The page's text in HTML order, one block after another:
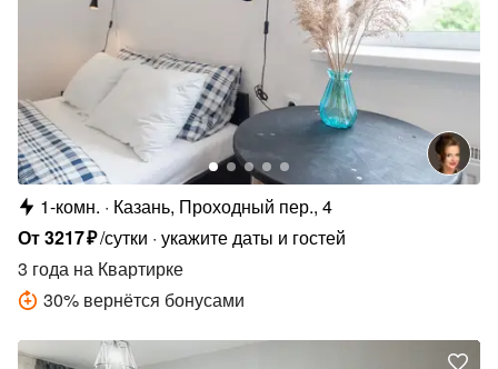
1-комн.
Казань, Проходный пер., 4
От3217₽/сутки укажите даты и гостей
3 года на Квартирке
30% вернётся бонусами